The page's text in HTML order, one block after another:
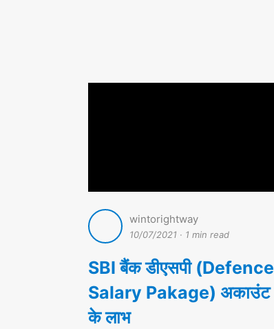
wintorightway
10/07/2021 · 1 min read
SBI बैंक डीएसपी (Defence
Salary Pakage) अकाउंट
के लाभ